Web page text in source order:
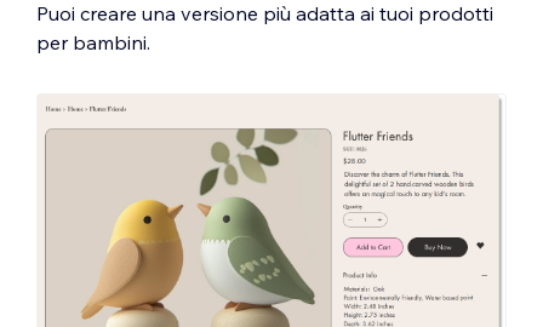
Puoi creare una versione più adatta ai tuoi prodotti
per bambini.